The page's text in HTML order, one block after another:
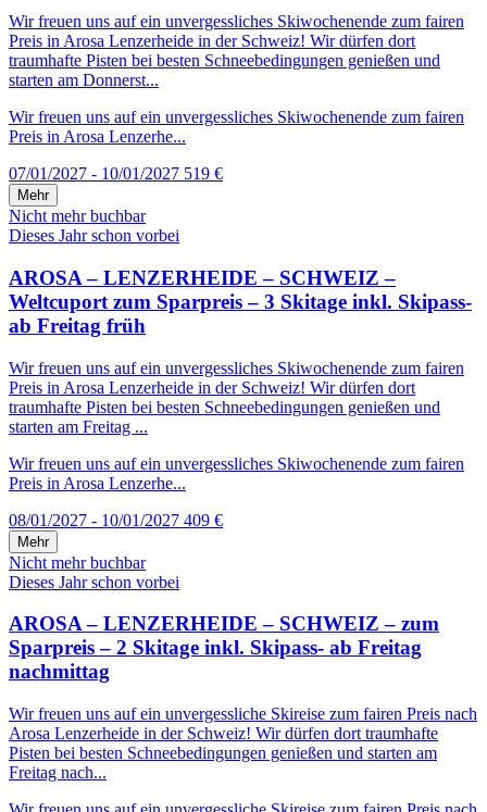
Wir freuen uns auf ein unvergessliches Skiwochenende zum fairen
Preis in Arosa Lenzerheide in der Schweiz! Wir dürfen dort
traumhafte Pisten bei besten Schneebedingungen genießen und
starten am Donnerst...
Wir freuen uns auf ein unvergessliches Skiwochenende zum fairen
Preis in Arosa Lenzerhe...
07/01/2027 - 10/01/2027 519 €
Mehr
Nicht mehr buchbar
Dieses Jahr schon vorbei
AROSA – LENZERHEIDE – SCHWEIZ –
Weltcuport zum Sparpreis – 3 Skitage inkl. Skipass-
ab Freitag früh
Wir freuen uns auf ein unvergessliches Skiwochenende zum fairen
Preis in Arosa Lenzerheide in der Schweiz! Wir dürfen dort
traumhafte Pisten bei besten Schneebedingungen genießen und
starten am Freitag ...
Wir freuen uns auf ein unvergessliches Skiwochenende zum fairen
Preis in Arosa Lenzerhe...
08/01/2027 - 10/01/2027 409 €
Mehr
Nicht mehr buchbar
Dieses Jahr schon vorbei
AROSA – LENZERHEIDE – SCHWEIZ – zum
Sparpreis – 2 Skitage inkl. Skipass- ab Freitag
nachmittag
Wir freuen uns auf ein unvergessliche Skireise zum fairen Preis nach
Arosa Lenzerheide in der Schweiz! Wir dürfen dort traumhafte
Pisten bei besten Schneebedingungen genießen und starten am
Freitag nach...